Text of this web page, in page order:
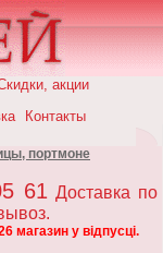
акции
Контакты
портмоне
61 Доставка по
магазин у відпусці.